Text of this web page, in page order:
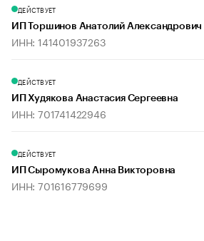
ДЕЙСТВУЕТ
ИП Торшинов Анатолий Александрович
ИНН: 141401937263
ДЕЙСТВУЕТ
ИП Худякова Анастасия Сергеевна
ИНН: 701741422946
ДЕЙСТВУЕТ
ИП Сыромукова Анна Викторовна
ИНН: 701616779699